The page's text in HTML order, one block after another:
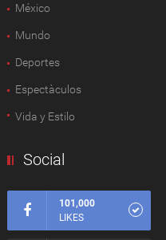
México
Mundo
Deportes
Espectàculos
Vida y Estilo
Social
101,000
LIKES